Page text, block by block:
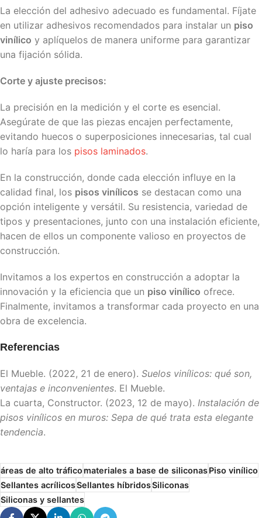
La elección del adhesivo adecuado es fundamental. Fíjate
en utilizar adhesivos recomendados para instalar un piso
vinílico y aplíquelos de manera uniforme para garantizar
una fijación sólida.
Corte y ajuste precisos:
La precisión en la medición y el corte es esencial.
Asegúrate de que las piezas encajen perfectamente,
evitando huecos o superposiciones innecesarias, tal cual
lo haría para los pisos laminados.
En la construcción, donde cada elección influye en la
calidad final, los pisos vinílicos se destacan como una
opción inteligente y versátil. Su resistencia, variedad de
tipos y presentaciones, junto con una instalación eficiente,
hacen de ellos un componente valioso en proyectos de
construcción.
Invitamos a los expertos en construcción a adoptar la
innovación y la eficiencia que un piso vinílico ofrece.
Finalmente, invitamos a transformar cada proyecto en una
obra de excelencia.
Referencias
El Mueble. (2022, 21 de enero). Suelos vinílicos: qué son,
ventajas e inconvenientes. El Mueble.
La cuarta, Constructor. (2023, 12 de mayo). Instalación de
pisos vinílicos en muros: Sepa de qué trata esta elegante
tendencia.
áreas de alto tráficomateriales a base de siliconasPiso vinílico
Sellantes acrílicosSellantes híbridosSiliconas
Siliconas y sellantes